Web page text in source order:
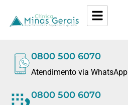
0800 500 6070
Atendimento via WhatsApp
0800 500 6070